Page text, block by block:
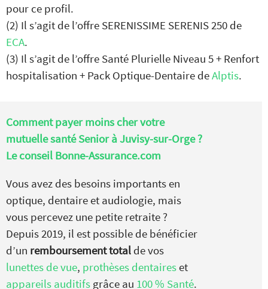
pour ce profil.
(2) Il s’agit de l’offre SERENISSIME SERENIS 250 de
ECA.
(3) Il s’agit de l’offre Santé Plurielle Niveau 5 + Renfort
hospitalisation + Pack Optique-Dentaire deAlptis.
Comment payer moins cher votre
mutuelle santé Senior à Juvisy-sur-Orge ?
Le conseil Bonne-Assurance.com
Vous avez des besoins importants en
optique, dentaire et audiologie, mais
vous percevez une petite retraite ?
Depuis 2019, il est possible de bénéficier
d’un remboursement total de vos
lunettes de vue, prothèses dentaires et
appareils auditifs grâce au 100 % Santé.